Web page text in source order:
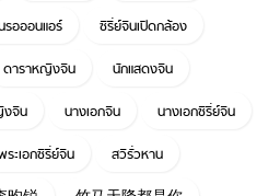
รอออนแอร์
ซีรี่ย์จีนเปิดกล้อง
ดาราหญิงจีน
นักแสดงจีน
จีน นางเอกจีน
นางเอกซีรี่ย์จีน
ระเอกซีรี่ย์จีน
สวีรั่วหาน